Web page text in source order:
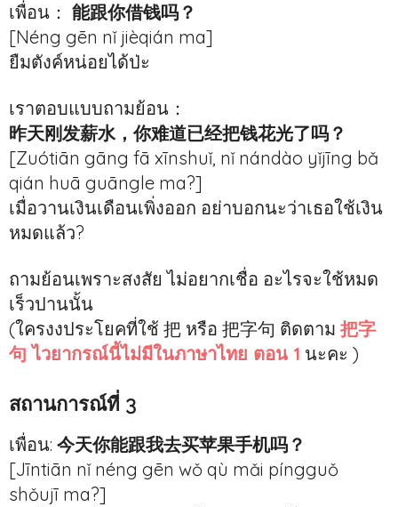
เพื่อน： 能跟你借钱吗？
[Néng gēn nǐ jièqián ma]
ยืมตังค์หน่อยได้ป่ะ
เราตอบแบบถามย้อน：
昨天刚发薪水，你难道已经把钱花光了吗？
[Zuótiān gāng fā xīnshuǐ, nǐ nándào yǐjīng bǎ
qián huā guāngle ma?]
เมื่อวานเงินเดือนเพิ่งออก อย่าบอกนะว่าเธอใช้เงิน
หมดแล้ว?
ถามย้อนเพราะสงสัย ไม่อยากเชื่อ อะไรจะใช้หมด
เร็วปานนั้น
(ใครงงประโยคที่ใช้ 把 หรือ 把字句 ติดตาม 把字
句 ไวยากรณ์นี้ไม่มีในภาษาไทย ตอน 1 นะคะ )
สถานการณ์ที่ 3
เพื่อน: 今天你能跟我去买苹果手机吗？
[Jīntiān nǐ néng gēn wǒ qù mǎi píngguǒ
shǒujī ma?]